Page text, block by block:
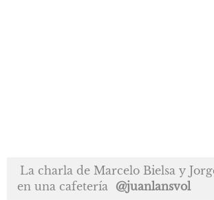
La charla de Marcelo Bielsa y
en una cafetería
@juanlansvol